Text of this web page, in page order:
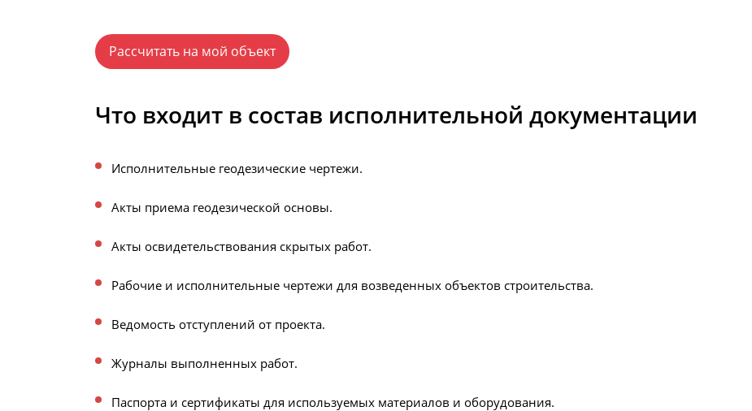
Рассчитать на мой объект
Что входит в состав исполнительной документации
Исполнительные геодезические чертежи.
Акты приема геодезической основы.
Акты освидетельствования скрытых работ.
Рабочие и исполнительные чертежи для возведенных объектов строительства.
Ведомость отступлений от проекта.
Журналы выполненных работ.
Паспорта и сертификаты для используемых материалов и оборудования.